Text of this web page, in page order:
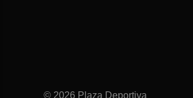
© 2026 Plaza Deportiva